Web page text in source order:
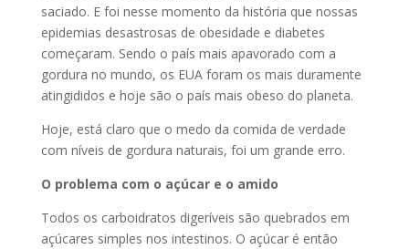
saciado. E foi nesse momento da história que nossas
epidemias desastrosas de obesidade e diabetes
começaram. Sendo o país mais apavorado com a
gordura no mundo, os EUA foram os mais duramente
atingididos e hoje são o país mais obeso do planeta.
Hoje, está claro que o medo da comida de verdade
com níveis de gordura naturais, foi um grande erro.
O problema com o açúcar e o amido
Todos os carboidratos digeríveis são quebrados em
açúcares simples nos intestinos. O açúcar é então